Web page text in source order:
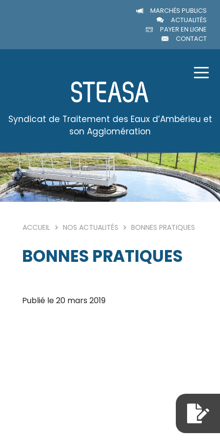
MARCHÉS PUBLICS
ACTUALITÉS
PAYER EN LIGNE
CONTACT
Syndicat de Traitement des Eaux d’Ambérieu et
son Agglomération
ACCUEIL NOS ACTUALITÉS BONNES PRATIQUES
BONNES PRATIQUES
Publié le 20 mars 2019